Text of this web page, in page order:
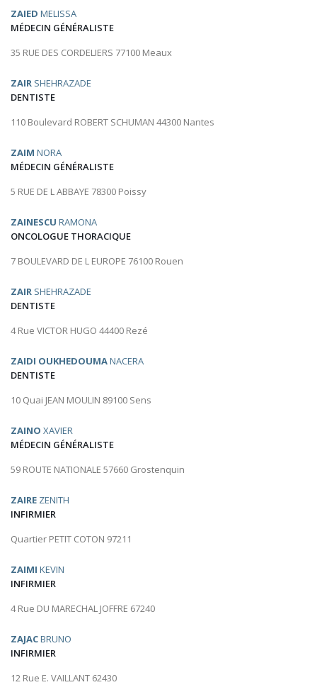
ZAIED MELISSA
MÉDECIN GÉNÉRALISTE
35 RUE DES CORDELIERS 77100 Meaux
ZAIR SHEHRAZADE
DENTISTE
110 Boulevard ROBERT SCHUMAN 44300 Nantes
ZAIM NORA
MÉDECIN GÉNÉRALISTE
5 RUE DE L ABBAYE 78300 Poissy
ZAINESCU RAMONA
ONCOLOGUE THORACIQUE
7 BOULEVARD DE L EUROPE 76100 Rouen
ZAIR SHEHRAZADE
DENTISTE
4 Rue VICTOR HUGO 44400 Rezé
ZAIDI OUKHEDOUMANACERA
DENTISTE
10 Quai JEAN MOULIN 89100 Sens
ZAINO XAVIER
MÉDECIN GÉNÉRALISTE
59 ROUTE NATIONALE 57660 Grostenquin
ZAIRE ZENITH
INFIRMIER
Quartier PETIT COTON 97211
ZAIMI KEVIN
INFIRMIER
4 Rue DU MARECHAL JOFFRE 67240
ZAJACBRUNO
INFIRMIER
12 Rue E. VAILLANT 62430